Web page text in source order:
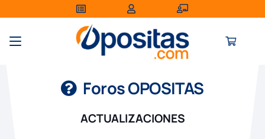
Foros OPOSITAS
ACTUALIZACIONES